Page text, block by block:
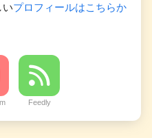
いプロフィールはこちらか
Feedly